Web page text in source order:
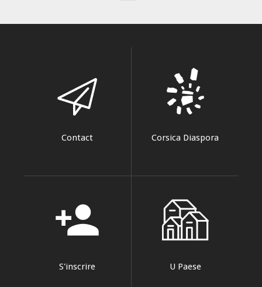
Contact Corsica Diaspora
person_add
S'inscrire U Paese